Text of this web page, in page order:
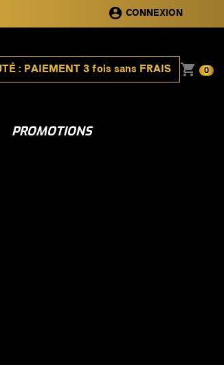
account_circle CONNEXION
: PAIEMENT 3 fois sans FRAIS shopping_cart 0
PROMOTIONS